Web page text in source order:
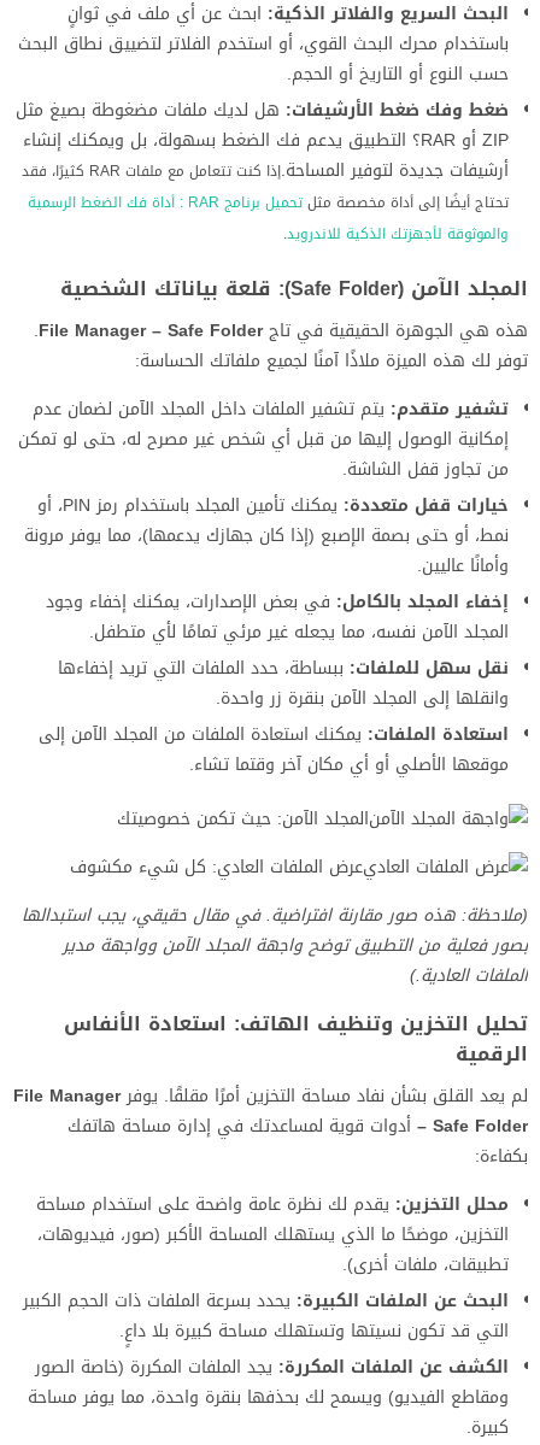
البحث السريع والفلاتر الذكية: ابحث عن أي ملف في ثوانٍ
باستخدام محرك البحث القوي، أو استخدم الفلاتر لتضييق نطاق البحث
حسب النوع أو التاريخ أو الحجم.
ضغط وفك ضغط الأرشيفات: هل لديك ملفات مضغوطة بصيغ مثل
ZIP أو RAR؟ التطبيق يدعم فك الضغط بسهولة، بل ويمكنك إنشاء
أرشيفات جديدة لتوفير المساحة.
إذا كنت تتعامل مع ملفات RAR كثيرًا، فقد
تحتاج أيضًا إلى أداة مخصصة مثل
تحميل برنامج RAR : أداة فك الضغط الرسمية
والموثوقة لأجهزتك الذكية للاندرويد.
المجلد الآمن (Safe Folder): قلعة بياناتك الشخصية
هذه هي الجوهرة الحقيقية في تاجFile Manager – Safe Folder
.
توفر لك هذه الميزة ملاذًا آمنًا لجميع ملفاتك الحساسة:
تشفير متقدم: يتم تشفير الملفات داخل المجلد الآمن لضمان عدم
إمكانية الوصول إليها من قبل أي شخص غير مصرح له، حتى لو تمكن
من تجاوز قفل الشاشة.
خيارات قفل متعددة:
يمكنك تأمين المجلد باستخدام رمز PIN، أو
نمط، أو حتى بصمة الإصبع (إذا كان جهازك يدعمها)، مما يوفر مرونة
وأمانًا عاليين.
إخفاء المجلد بالكامل: في بعض الإصدارات، يمكنك إخفاء وجود
المجلد الآمن نفسه، مما يجعله غير مرئي تمامًا لأي متطفل.
نقل سهل للملفات: ببساطة، حدد الملفات التي تريد إخفاءها
وانقلها إلى المجلد الآمن بنقرة زر واحدة.
استعادة الملفات: يمكنك استعادة الملفات من المجلد الآمن إلى
موقعها الأصلي أو أي مكان آخر وقتما تشاء.
المجلد الآمن: حيث تكمن خصوصيتك
عرض الملفات العادي: كل شيء مكشوف
(ملاحظة: هذه صور مقارنة افتراضية. في مقال حقيقي، يجب استبدالها
بصور فعلية من التطبيق توضح واجهة المجلد الآمن وواجهة مدير
الملفات العادية.)
تحليل التخزين وتنظيف الهاتف: استعادة الأنفاس
الرقمية
لم يعد القلق بشأن نفاد مساحة التخزين أمرًا مقلقًا. يوفرFile Manager
– Safe Folderأدوات قوية لمساعدتك في إدارة مساحة هاتفك
بكفاءة:
محلل التخزين: يقدم لك نظرة عامة واضحة على استخدام مساحة
التخزين، موضحًا ما الذي يستهلك المساحة الأكبر (صور، فيديوهات،
تطبيقات، ملفات أخرى).
البحث عن الملفات الكبيرة: يحدد بسرعة الملفات ذات الحجم الكبير
التي قد تكون نسيتها وتستهلك مساحة كبيرة بلا داعٍ.
الكشف عن الملفات المكررة: يجد الملفات المكررة (خاصة الصور
ومقاطع الفيديو) ويسمح لك بحذفها بنقرة واحدة، مما يوفر مساحة
كبيرة.